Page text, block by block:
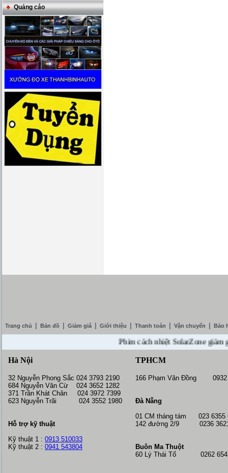
Quảng cáo
Trang chủ Bản đồ Giảm giá Giới thiệu Thanh toán Vận chuyển Bảo
Phim cách nhiệt SolarZone giảm giá
Hà Nội
32 Nguyễn Phong Sắc 024 3793 2190
684 Nguyễn Văn Cừ 024 3652 1282
371 Trần Khát Chân 024 3972 7399
623 Nguyễn Trãi 024 3552 1980
Hỗ trợ kỹ thuật
Kỹ thuật 1 : 0913 510033
Kỹ thuật 2 : 0941 543804
TPHCM
166 Phạm Văn Đồng 0932
Đà Nẵng
01 CM tháng tám 023 6355
142 đường 2/9 0236
Buôn Ma Thuột
60 Lý Thái Tổ 0262